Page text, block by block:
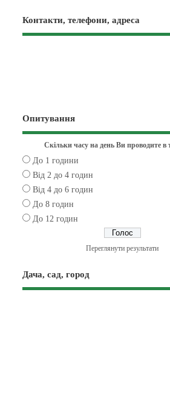
Контакти, телефони, адреса
Опитування
Скільки часу на день Ви проводите в
До 1 години
Від 2 до 4 годин
Від 4 до 6 годин
До 8 годин
До 12 годин
Переглянути результати
Дача, сад, город